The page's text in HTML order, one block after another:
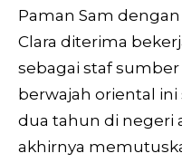
Paman Sam
Clara diterima
sebagai staf sumber
berwajah oriental
dua tahun di negeri
akhirnya